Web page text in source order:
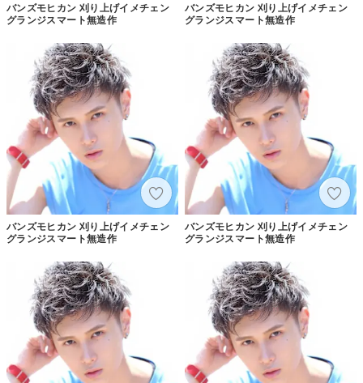
バンズモヒカン 刈り上げイメチェン
グランジスマート無造作
バンズモヒカン 刈り上げイメチェン
グランジスマート無造作
バンズモヒカン 刈り上げイメチェン
グランジスマート無造作
バンズモヒカン 刈り上げイメチェン
グランジスマート無造作